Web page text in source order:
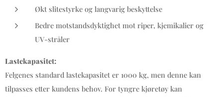
Økt slitestyrke og langvarig beskyttelse
Bedre motstandsdyktighet mot riper, kjemikalier og
UV-stråler
Lastekapasitet:
Felgenes standard lastekapasitet er 1000 kg, men denne kan
tilpasses etter kundens behov. For tyngre kjøretøy kan